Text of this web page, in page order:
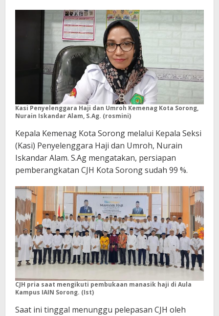
Kasi Penyelenggara Haji dan Umroh Kemenag Kota Sorong,
Nurain Iskandar Alam, S.Ag. (rosmini)
Kepala Kemenag Kota Sorong melalui Kepala Seksi
(Kasi) Penyelenggara Haji dan Umroh, Nurain
Iskandar Alam. S.Ag mengatakan, persiapan
pemberangkatan CJH Kota Sorong sudah 99 %.
CJH pria saat mengikuti pembukaan manasik haji di Aula
Kampus IAIN Sorong. (Ist)
Saat ini tinggal menunggu pelepasan CJH oleh